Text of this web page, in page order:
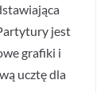
jest
grafiki i
ucztę dla